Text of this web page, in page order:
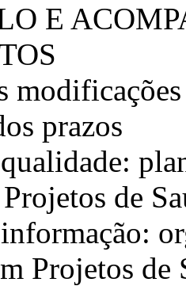
E
modificações
prazos
qualidade:
de
Projetos de